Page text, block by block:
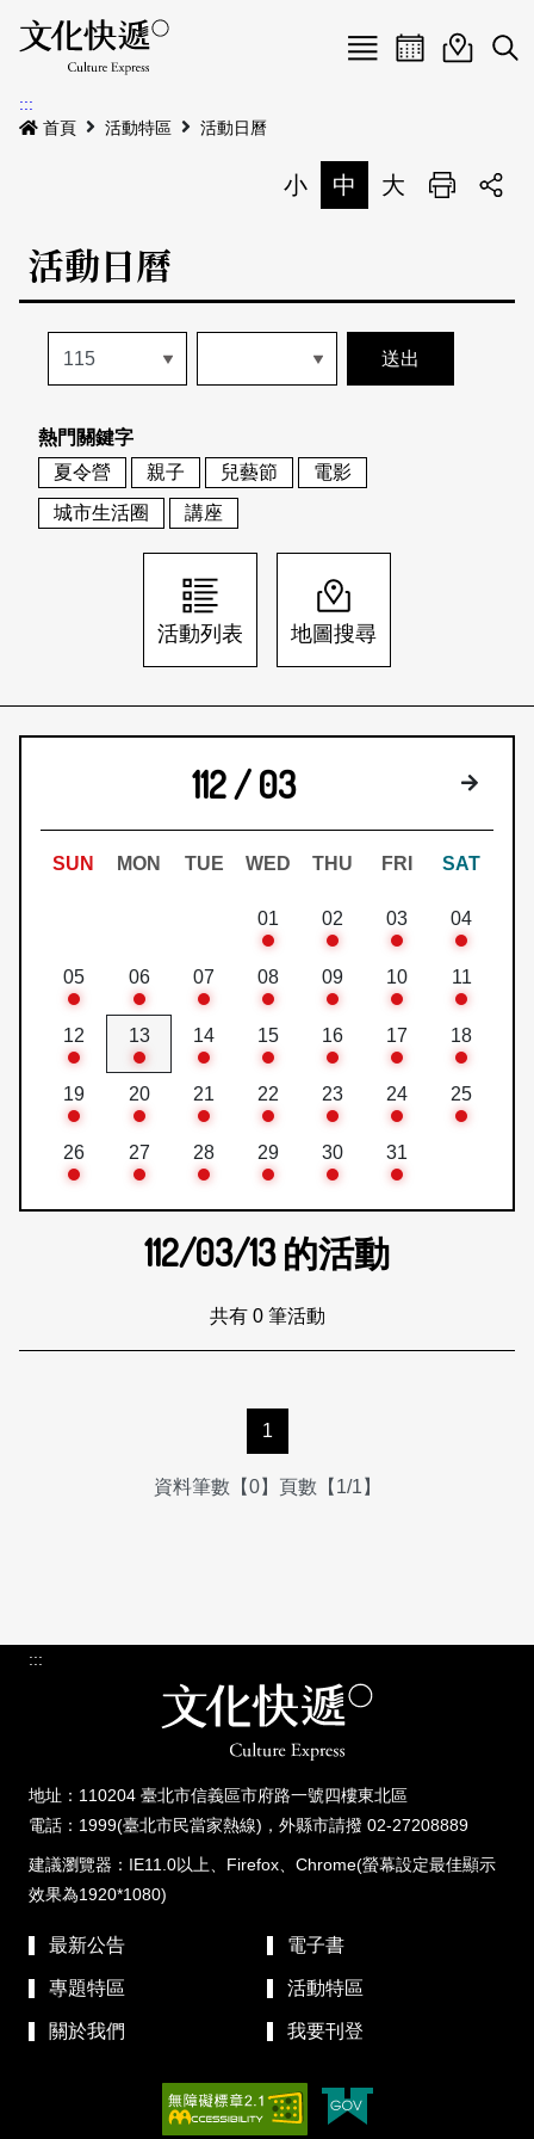
Menu
最新公告
本期專題
歷史專題
活動特區
活動列表
地圖搜尋
關於我們
關於我們
刊物索取地點
會員基本資料
刊登活動
網站導覽 English
日本語 登入/註冊
活動日曆活動地圖
展
:::
首頁
活動特區 活動日曆
小 中 大 列印
活動日曆
熱門關鍵字
夏令營
親子 兒藝節
電影
城市生活圈
講座
活動列表 地圖搜尋
112 / 03 下個月
SUN MON TUE WED THU FRI SAT
01 02 03 04
05 06 07 08 09 10 11
12 13 14 15 16 17 18
19 20 21 22 23 24 25
26 27 28 29 30 31
112/03/13的活動
共有 0 筆活動
1
資料筆數【0】頁數【1/1】
:::
地址：110204 臺北市信義區市府路一號四樓東北區
電話：1999(臺北市民當家熱線)，外縣市請撥 02-27208889
建議瀏覽器：IE11.0以上、Firefox、Chrome(螢幕設定最佳顯示
效果為1920*1080)
最新公告 電子書
專題特區 活動特區
關於我們 我要刊登